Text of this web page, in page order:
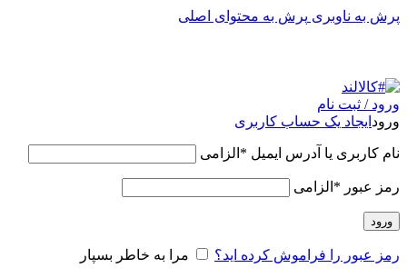
پرش به ناوبری پرش به محتوای اصلی
ورود / ثبت نام
ورود ایجاد یک حساب کاربری
نام کاربری یا آدرس ایمیل * الزامی
رمز عبور * الزامی
ورود
رمز عبور را فراموش کرده اید؟ مرا به خاطر بسپار